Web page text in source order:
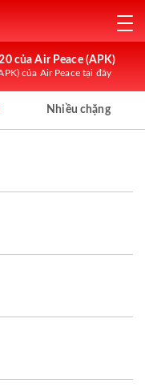
của Air Peace (APK)
của Air Peace tại đây
Nhiều chặng